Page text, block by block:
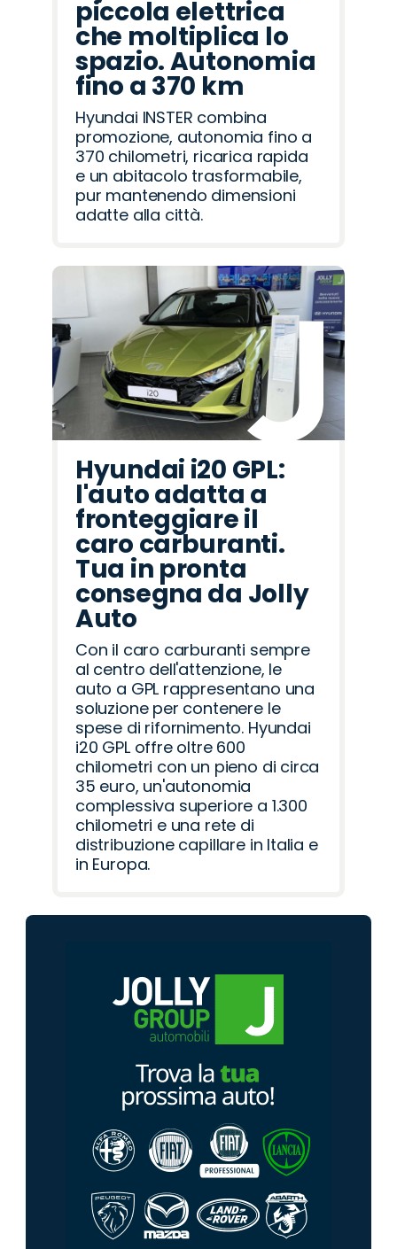
piccola elettrica
che moltiplica lo
spazio. Autonomia
fino a 370 km
Hyundai INSTER combina
promozione, autonomia fino a
370 chilometri, ricarica rapida
e un abitacolo trasformabile,
pur mantenendo dimensioni
adatte alla città.
Hyundai i20 GPL:
l'auto adatta a
fronteggiare il
caro carburanti.
Tua in pronta
consegna da Jolly
Auto
Con il caro carburanti sempre
al centro dell'attenzione, le
auto a GPL rappresentano una
soluzione per contenere le
spese di rifornimento. Hyundai
i20 GPL offre oltre 600
chilometri con un pieno di circa
35 euro, un'autonomia
complessiva superiore a 1.300
chilometri e una rete di
distribuzione capillare in Italia e
in Europa.